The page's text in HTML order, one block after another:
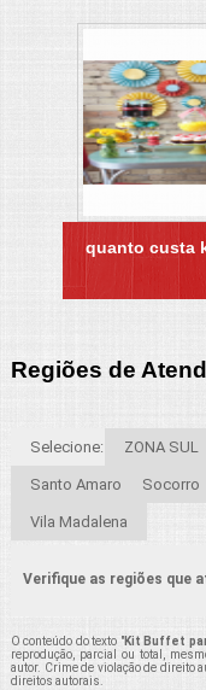
quanto custa
Regiões de
Selecione: ZONA SUL
Santo Amaro Socorro
Vila Madalena
Verifique as regiões que
O conteúdo do texto "Kit Buffet
reprodução, parcial ou total,
autor. Crime de violação de direito
direitos autorais.